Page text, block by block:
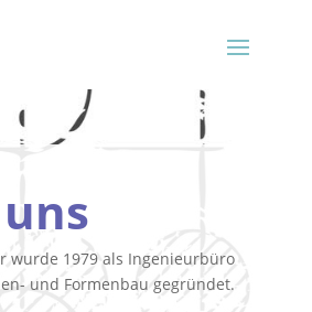
wurde 1979 als Ingenieurbüro
und Formenbau gegründet.